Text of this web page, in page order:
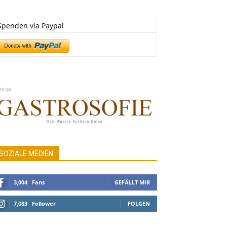
via Paypal
MEDIEN
3,004 Fans GEFÄLLT MIR
7,083 Follower FOLGEN